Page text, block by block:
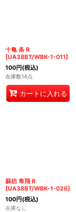
十亀 条 R
[UA38BT/WBK-1-011]
100円(税込)
在庫数14点
カートに入れる
蘇枋 隼飛 R
[UA38BT/WBK-1-026]
100円(税込)
在庫なし